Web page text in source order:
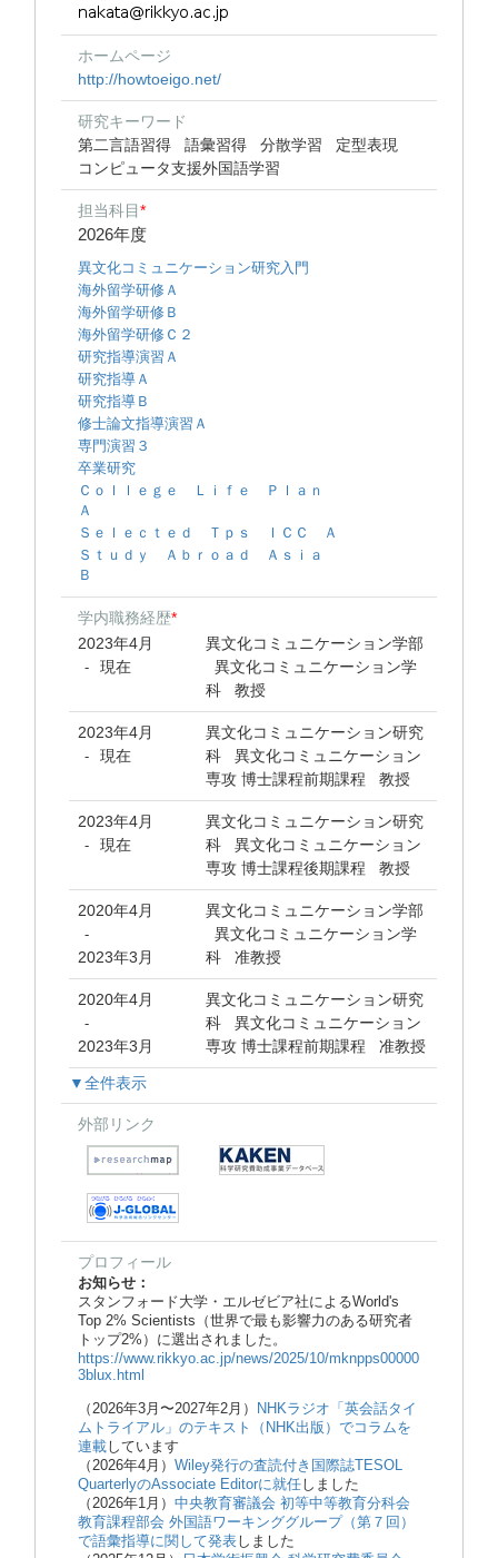
ホームページ
http://howtoeigo.net/
研究キーワード
第二言語習得
語彙習得 分散学習
定型表現
コンピュータ支援外国語学習
担当科目*
2026年度
異文化コミュニケーション研究入門
海外留学研修Ａ
海外留学研修Ｂ
海外留学研修Ｃ２
研究指導演習Ａ
研究指導Ａ
研究指導Ｂ
修士論文指導演習Ａ
専門演習３
卒業研究
Ｃｏｌｌｅｇｅ Ｌｉｆｅ Ｐｌａｎ
Ａ
Ｓｅｌｅｃｔｅｄ Ｔｐｓ ＩＣＣ Ａ
Ｓｔｕｄｙ Ａｂｒｏａｄ Ａｓｉａ
Ｂ
学内職務経歴*
2023年4月
- 現在
異文化コミュニケーション学部
異文化コミュニケーション学
科 教授
2023年4月
- 現在
異文化コミュニケーション研究
科 異文化コミュニケーション
専攻 博士課程前期課程 教授
2023年4月
- 現在
異文化コミュニケーション研究
科 異文化コミュニケーション
専攻 博士課程後期課程 教授
2020年4月
-
2023年3月
異文化コミュニケーション学部
異文化コミュニケーション学
科 准教授
2020年4月
-
2023年3月
異文化コミュニケーション研究
科 異文化コミュニケーション
専攻 博士課程前期課程 准教授
▼全件表示
外部リンク
プロフィール
お知らせ：
スタンフォード大学・エルゼビア社によるWorld's
Top 2% Scientists（世界で最も影響力のある研究者
トップ2%）に選出されました。
https://www.rikkyo.ac.jp/news/2025/10/mknpps00000
3blux.html
（2026年3月〜2027年2月）
NHKラジオ「英会話タイ
ムトライアル」のテキスト（NHK出版）でコラムを
連載しています
（2026年4月） Wiley発行の査読付き国際誌TESOL
QuarterlyのAssociate Editorに就任しました
（2026年1月） 中央教育審議会 初等中等教育分科会
教育課程部会 外国語ワーキンググループ（第７回）
で語彙指導に関して発表しました